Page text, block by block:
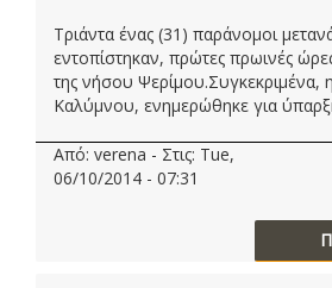
Τριάντα ένας (31) παράνομοι
εντοπίστηκαν, πρώτες πρωινές
της νήσου Ψερίμου.Συγκεκριμένα,
Καλύμνου, ενημερώθηκε για
Από: verena - Στις: Tue,
06/10/2014 - 07:31